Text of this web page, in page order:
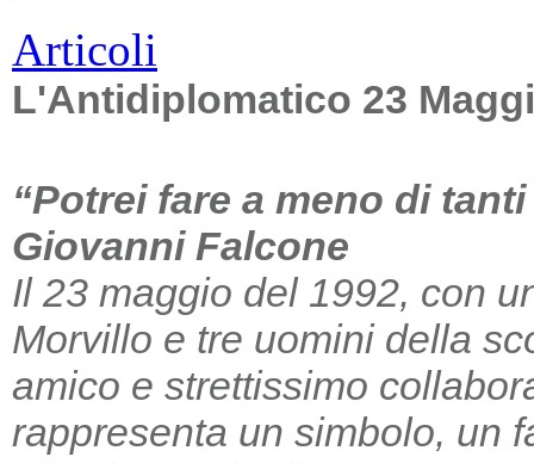
Articoli
L'Antidiplomatico 23
“Potrei fare a meno di
Giovanni Falcone
Il 23 maggio del 1992, con
Morvillo e tre uomini della
amico e strettissimo
rappresenta un simbolo, un